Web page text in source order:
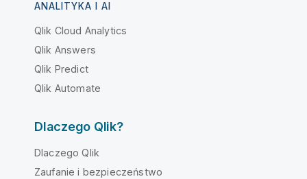
ANALITYKA I AI
Qlik Cloud Analytics
Qlik Answers
Qlik Predict
Qlik Automate
Dlaczego Qlik?
Dlaczego Qlik
Zaufanie i bezpieczeństwo